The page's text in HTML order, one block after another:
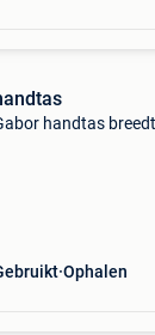
handtas
Ophalen